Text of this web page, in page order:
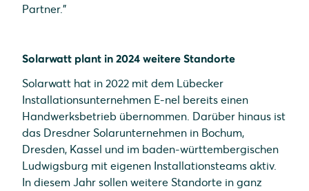
Partner.”
Solarwatt plant in 2024 weitere Standorte
Solarwatt hat in 2022 mit dem Lübecker
Installationsunternehmen E-nel bereits einen
Handwerksbetrieb übernommen. Darüber hinaus ist
das Dresdner Solarunternehmen in Bochum,
Dresden, Kassel und im baden-württembergischen
Ludwigsburg mit eigenen Installationsteams aktiv.
In diesem Jahr sollen weitere Standorte in ganz